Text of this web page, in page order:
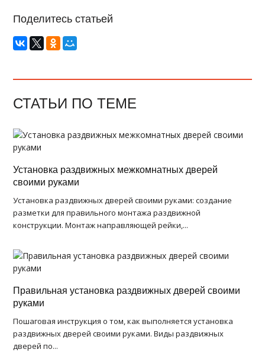
Поделитесь статьей
СТАТЬИ ПО ТЕМЕ
Установка раздвижных межкомнатных дверей
своими руками
Установка раздвижных дверей своими руками: создание
разметки для правильного монтажа раздвижной
конструкции. Монтаж направляющей рейки,...
Правильная установка раздвижных дверей своими
руками
Пошаговая инструкция о том, как выполняется установка
раздвижных дверей своими руками. Виды раздвижных
дверей по...